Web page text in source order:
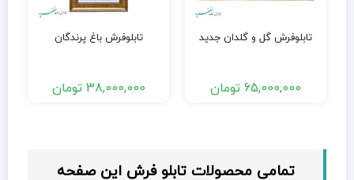
تابلوفرش گل و گلدان جدید
65,000,000 تومان
تابلوفرش باغ پرندگان
38,000,000 تومان
تمامی محصولات تابلو فرش این صفحه